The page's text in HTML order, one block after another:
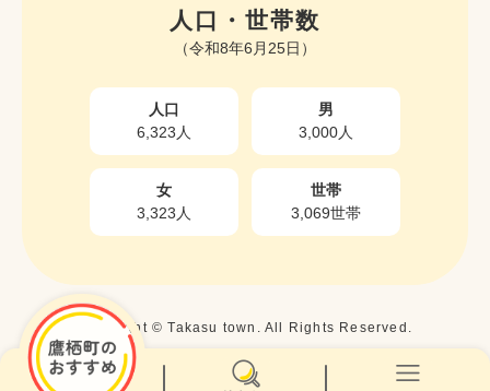
人口・世帯数
（令和8年6月25日）
人口
6,323人
男
3,000人
女
3,323人
世帯
3,069世帯
Copyright © Takasu town. All Rights Reserved.